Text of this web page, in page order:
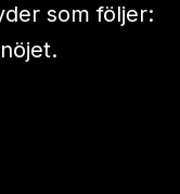
som följer: